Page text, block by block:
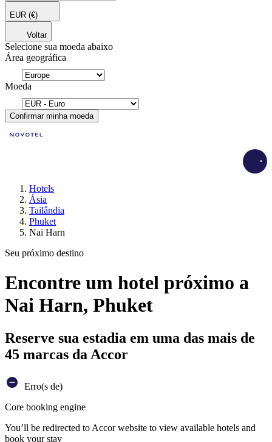
EUR (€)
Voltar
Selecione sua moeda abaixo
Área geográfica
Moeda
Confirmar minha moeda
Hotels
Ásia
Tailândia
Phuket
Nai Harn
Seu próximo destino
Encontre um hotel próximo a
Nai Harn, Phuket
Reserve sua estadia em uma das mais de
45 marcas da Accor
Erro(s de)
Core booking engine
You’ll be redirected to Accor website to view available hotels and
book your stay